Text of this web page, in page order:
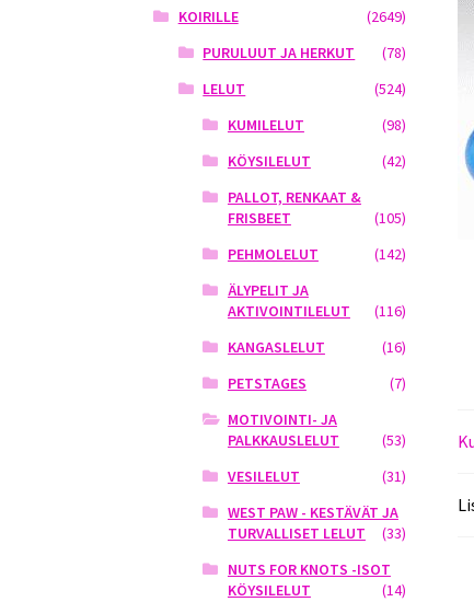
KOIRILLE
(2649)
PURULUUT JA HERKUT
(78)
LELUT
(524)
KUMILELUT
(98)
KÖYSILELUT
(42)
PALLOT, RENKAAT &
FRISBEET
(105)
PEHMOLELUT
(142)
ÄLYPELIT JA
AKTIVOINTILELUT
(116)
KANGASLELUT
(16)
PETSTAGES
(7)
MOTIVOINTI- JA
PALKKAUSLELUT
(53)
VESILELUT
(31)
WEST PAW - KESTÄVÄT JA
TURVALLISET LELUT
(33)
NUTS FOR KNOTS -ISOT
KÖYSILELUT
(14)